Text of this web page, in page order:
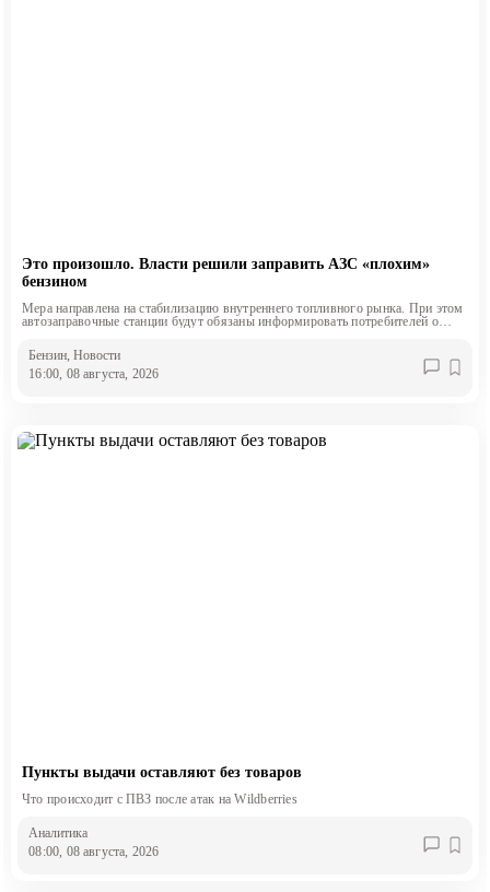
Это произошло. Власти решили заправить АЗС «плохим»
бензином
Мера направлена на стабилизацию внутреннего топливного рынка. При этом
автозаправочные станции будут обязаны информировать потребителей о
Бензин, Новости
16:00, 08 августа, 2026
Пункты выдачи оставляют без товаров
Что происходит с ПВЗ после атак на Wildberries
Аналитика
08:00, 08 августа, 2026